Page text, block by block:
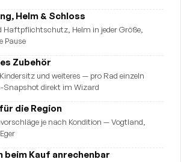
Helm & Schloss
Haftpflichtschutz, Helm in jeder Größe,
Pause
Zubehör
und weiteres — pro Rad einzeln
Snapshot direkt im Wizard
die Region
je nach Kondition — Vogtland,
beim Kauf anrechenbar